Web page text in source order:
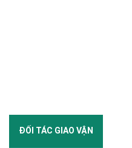
ĐỐI TÁC GIAO VẬN